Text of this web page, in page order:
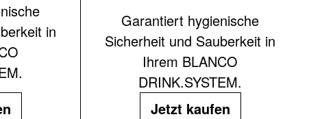
in
Garantiert hygienische
Sicherheit und Sauberkeit in
Ihrem BLANCO
DRINK.SYSTEM.
Jetzt kaufen